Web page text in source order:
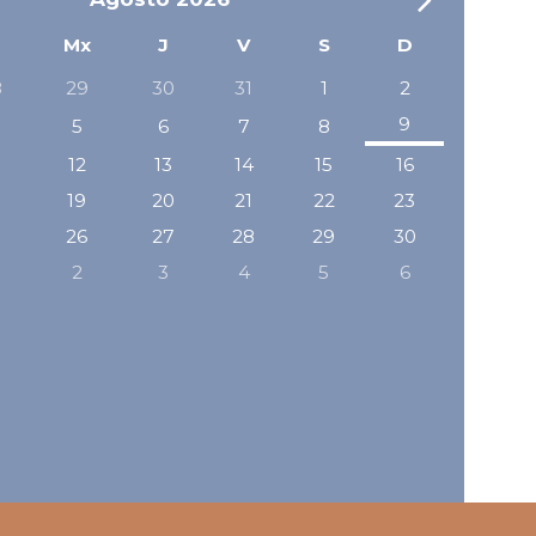
Mx J V S
D
29 30 31 1
2
5 6 7 8
9
12 13 14 15
16
19 20 21 22
23
26 27 28 29
30
2 3 4 5 6